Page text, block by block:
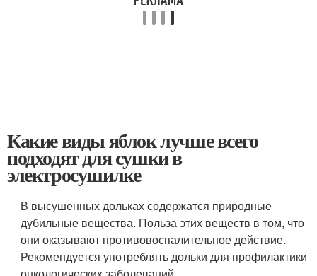
Какие виды яблок лучше всего
подходят для сушки в
электросушилке
В высушенных дольках содержатся природные
дубильные вещества. Польза этих веществ в том, что
они оказывают противовоспалительное действие.
Рекомендуется употреблять дольки для профилактики